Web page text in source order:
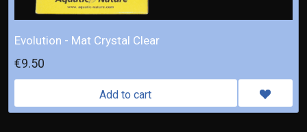
Evolution - Mat Crystal Clear
€9.50
Add to cart